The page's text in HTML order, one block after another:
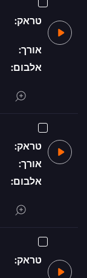
טראק:
אורך:
אלבום:
טראק:
אורך:
אלבום:
טראק: